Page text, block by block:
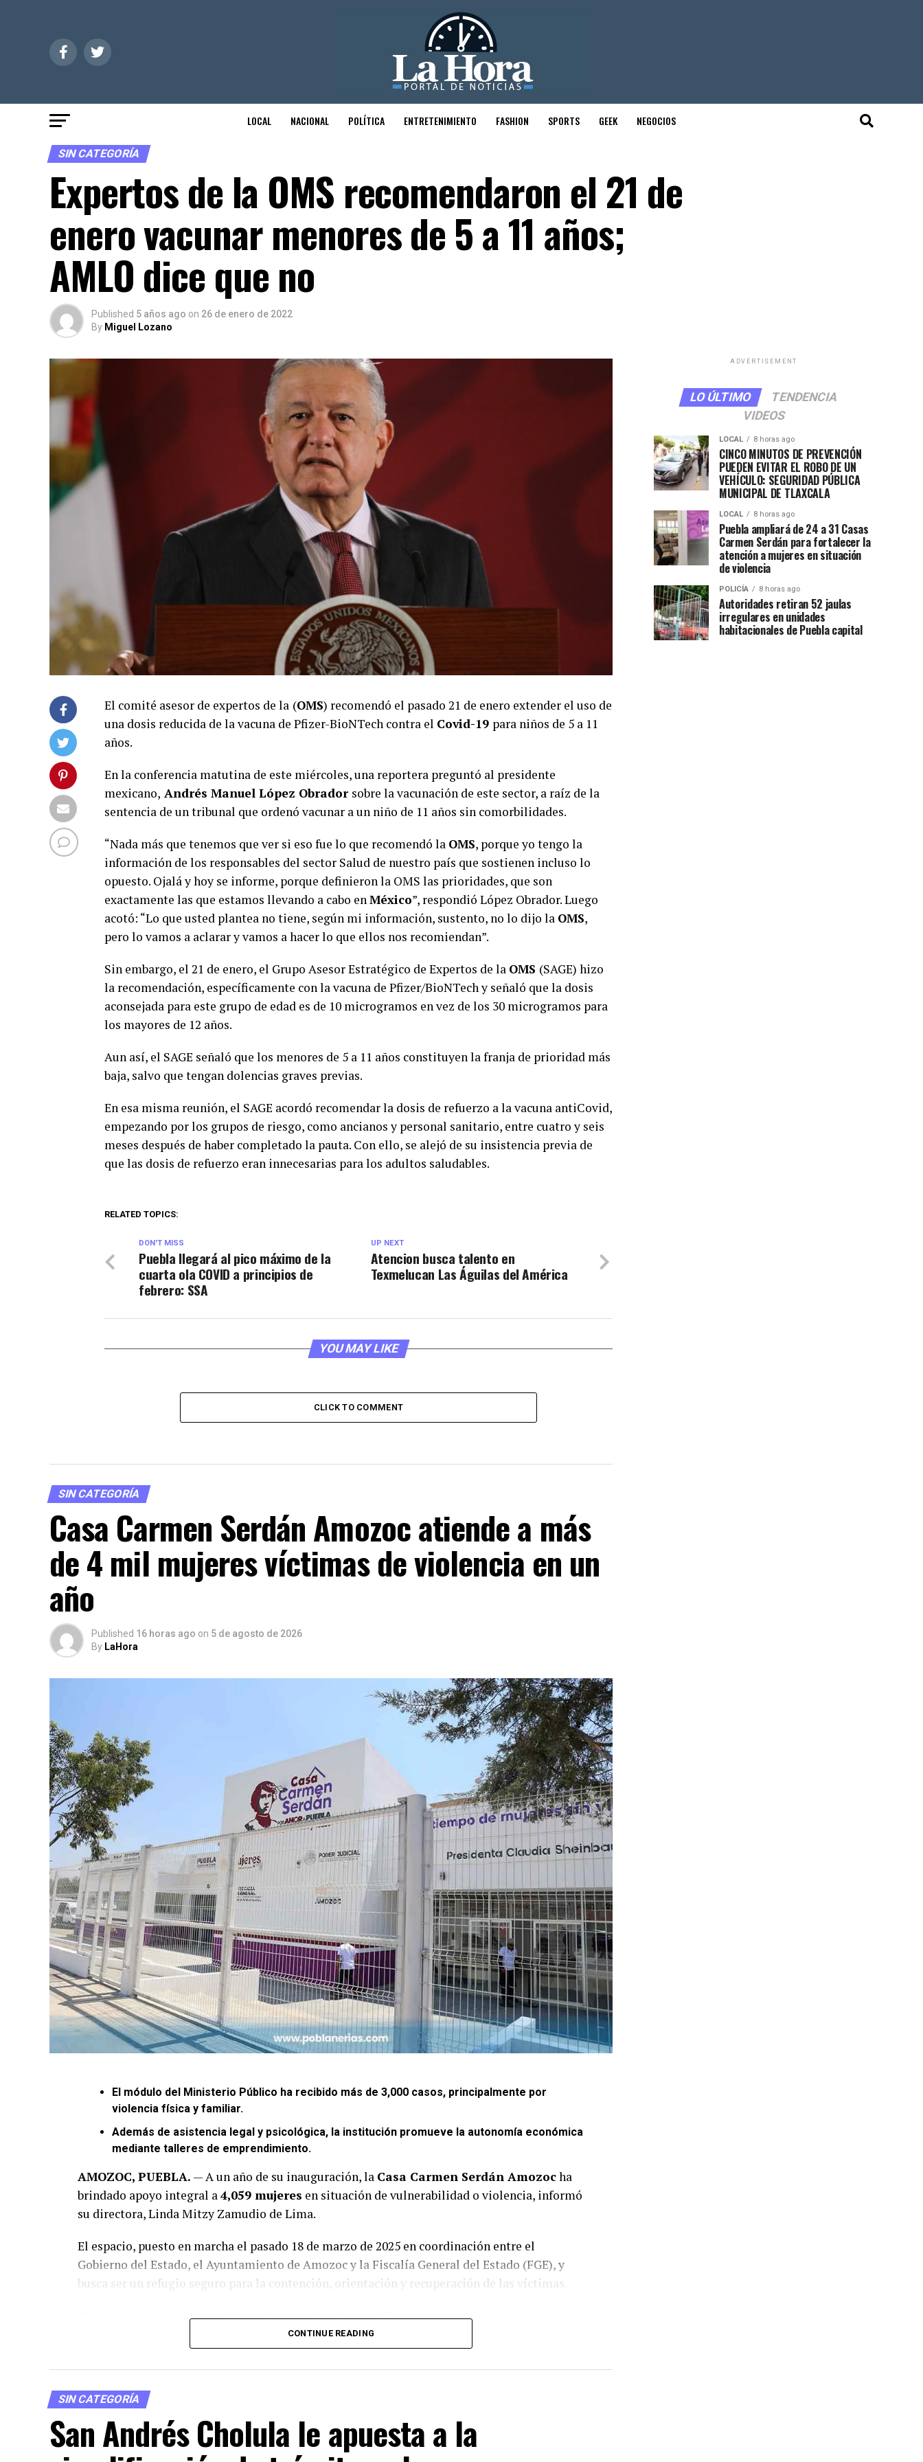
LOCAL NACIONAL POLÍTICA ENTRETENIMIENTO FASHION SPORTS GEEK NEGOCIOS
SIN CATEGORÍA
Expertos de la OMS recomendaron el 21 de
enero vacunar menores de 5 a 11 años;
AMLO dice que no
Published 5 años ago on 26 de enero de 2022
By Miguel Lozano
El comité asesor de expertos de la (OMS) recomendó el pasado 21 de enero extender el uso de
una dosis reducida de la vacuna de Pfizer-BioNTech contra el Covid-19 para niños de 5 a 11
años.
En la conferencia matutina de este miércoles, una reportera preguntó al presidente
mexicano, Andrés Manuel López Obrador sobre la vacunación de este sector, a raíz de la
sentencia de un tribunal que ordenó vacunar a un niño de 11 años sin comorbilidades.
“Nada más que tenemos que ver si eso fue lo que recomendó la OMS, porque yo tengo la
información de los responsables del sector Salud de nuestro país que sostienen incluso lo
opuesto. Ojalá y hoy se informe, porque definieron la OMS las prioridades, que son
exactamente las que estamos llevando a cabo enMéxico”, respondió López Obrador. Luego
acotó: “Lo que usted plantea no tiene, según mi información, sustento, no lo dijo la OMS,
pero lo vamos a aclarar y vamos a hacer lo que ellos nos recomiendan”.
Sin embargo, el 21 de enero, el Grupo Asesor Estratégico de Expertos de la OMS (SAGE) hizo
la recomendación, específicamente con la vacuna de Pfizer/BioNTech y señaló que la dosis
aconsejada para este grupo de edad es de 10 microgramos en vez de los 30 microgramos para
los mayores de 12 años.
Aun así, el SAGE señaló que los menores de 5 a 11 años constituyen la franja de prioridad más
baja, salvo que tengan dolencias graves previas.
En esa misma reunión, el SAGE acordó recomendar la dosis de refuerzo a la vacuna antiCovid,
empezando por los grupos de riesgo, como ancianos y personal sanitario, entre cuatro y seis
meses después de haber completado la pauta. Con ello, se alejó de su insistencia previa de
que las dosis de refuerzo eran innecesarias para los adultos saludables.
RELATED TOPICS:
UP NEXT
Atencion busca talento en
Texmelucan Las Águilas del América
DON'T MISS
Puebla llegará al pico máximo de la
cuarta ola COVID a principios de
febrero: SSA
YOU MAY LIKE
CLICK TO COMMENT
SIN CATEGORÍA
Casa Carmen Serdán Amozoc atiende a más
de 4 mil mujeres víctimas de violencia en un
año
Published 16 horas ago on 5 de agosto de 2026
By LaHora
El módulo del Ministerio Público ha recibido más de 3,000 casos, principalmente por
violencia física y familiar.
Además de asistencia legal y psicológica, la institución promueve la autonomía económica
mediante talleres de emprendimiento.
AMOZOC, PUEBLA. — A un año de su inauguración, la Casa Carmen Serdán Amozocha
brindado apoyo integral a4,059 mujeres en situación de vulnerabilidad o violencia, informó
su directora, Linda Mitzy Zamudio de Lima.
El espacio, puesto en marcha el pasado 18 de marzo de 2025 en coordinación entre el
Gobierno del Estado, el Ayuntamiento de Amozoc y la Fiscalía General del Estado (FGE), y
busca ser un refugio seguro para la contención, orientación y recuperación de las víctimas.
Atención legal e investigación en el mismo sitio
Como parte del esquema interinstitucional, el inmueble alberga un módulo del Ministerio
episodios de
violencia física y familiar
CONTINUE READING
SIN CATEGORÍA
San Andrés Cholula le apuesta a la
ADVERTISEMENT
LO ÚLTIMO
TENDENCIA
VIDEOS
LOCAL 8 horas ago
CINCO MINUTOS DE PREVENCIÓN
PUEDEN EVITAR EL ROBO DE UN
VEHÍCULO: SEGURIDAD PÚBLICA
MUNICIPAL DE TLAXCALA
LOCAL 8 horas ago
Puebla ampliará de 24 a 31 Casas
Carmen Serdán para fortalecer la
atención a mujeres en situación
de violencia
POLICÍA 8 horas ago
Autoridades retiran 52 jaulas
irregulares en unidades
habitacionales de Puebla capital